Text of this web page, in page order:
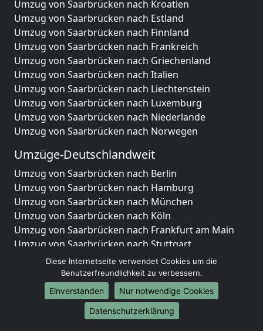
Umzug von Saarbrücken nach Kroatien
Umzug von Saarbrücken nach Estland
Umzug von Saarbrücken nach Finnland
Umzug von Saarbrücken nach Frankreich
Umzug von Saarbrücken nach Griechenland
Umzug von Saarbrücken nach Italien
Umzug von Saarbrücken nach Liechtenstein
Umzug von Saarbrücken nach Luxemburg
Umzug von Saarbrücken nach Niederlande
Umzug von Saarbrücken nach Norwegen
Umzüge-Deutschlandweit
Umzug von Saarbrücken nach Berlin
Umzug von Saarbrücken nach Hamburg
Umzug von Saarbrücken nach München
Umzug von Saarbrücken nach Köln
Umzug von Saarbrücken nach Frankfurt am Main
Umzug von Saarbrücken nach Stuttgart
Umzug von Saarbrücken nach Düsseldorf
Umzug von Saarbrücken nach Leipzig
Umzug von Saarbrücken nach Dortmund
Umzug von Saarbrücken nach Essen
Umzug von Saarbrücken nach Bremen
Diese Internetseite verwendet Cookies um die
Benutzerfreundlichkeit zu verbessern.
Einverstanden
Nur notwendige Cookies
Datenschutzerklärung